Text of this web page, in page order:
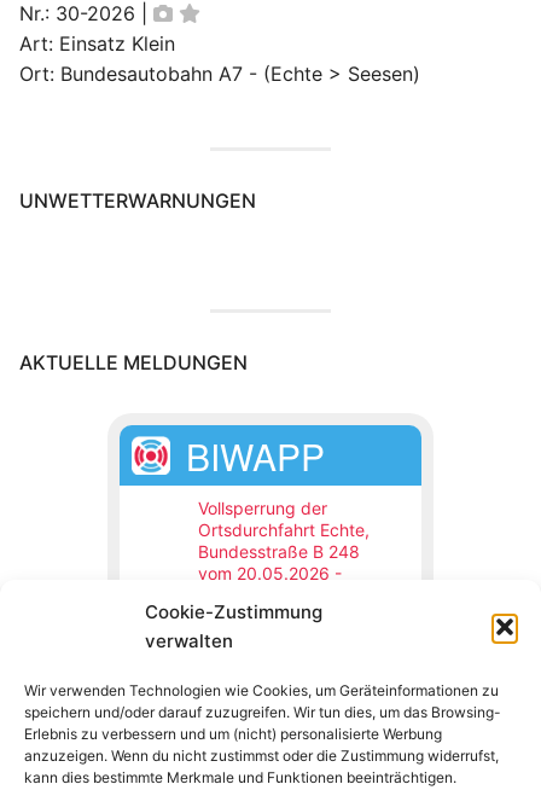
Cookie-Zustimmung
verwalten
Wir verwenden Technologien wie Cookies, um Geräteinformationen zu
speichern und/oder darauf zuzugreifen. Wir tun dies, um das Browsing-
Erlebnis zu verbessern und um (nicht) personalisierte Werbung
anzuzeigen. Wenn du nicht zustimmst oder die Zustimmung widerrufst,
kann dies bestimmte Merkmale und Funktionen beeinträchtigen.
Nr.: 30-2026
Art: Einsatz Klein
Ort: Bundesautobahn A7 - (Echte > Seesen)
UNWETTERWARNUNGEN
AKTUELLE MELDUNGEN
BIWAPP
Vollsperrung der
Ortsdurchfahrt Echte,
Bundesstraße B 248
vom 20.05.2026 -
Northeim,
19.05.2026 08:00 Uhr
Bundesstraße B 248 wird
vom 20.05.2026 bis
voraussichtlich 31.12.2026
wegen Bauarbeiten voll
gesperrt.